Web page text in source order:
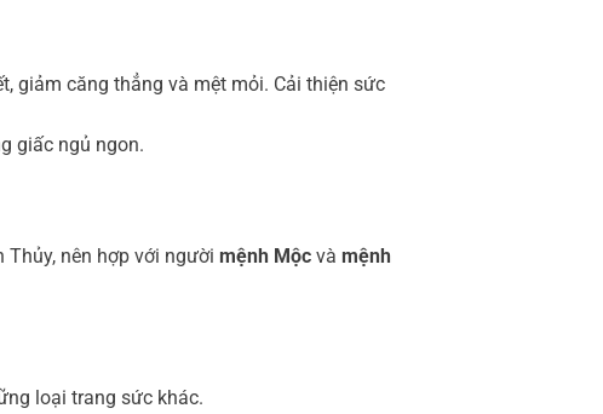
giảm căng thẳng và mệt mỏi. Cải thiện sức
giấc ngủ ngon.
Thủy, nên hợp với người mệnh Mộc và mệnh
loại trang sức khác.